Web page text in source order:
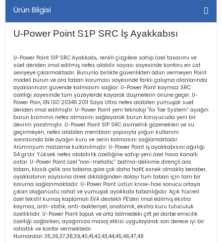
Ürün Bilgisi
U-Power Point S1P SRC İş Ayakkabısı
U-Power Point S1P SRC Ayakkabı, renkli çizgilere sahip özel tasarımı ve
süet deriden imal edilmiş nefes alabilir sayası sayesinde konforu en üst
seviyeye çıkarmaktadır. Bununla birlikte güvenlikten ödün vermeyen Point
modeli burun ve ara taban koruması sayesinde farklı çalışma alanlarında
ayaklarınızın güvende kalmasını sağlar. U-Power Point kaymaz SRC
özelliği sayesinde tüm yüzeylerde kayarak düşmelerin önüne geçer. U-
Power Poin, EN ISO 20345:2011 Saya Ultra nefes alabilen yumuşak suet
deriden imal edilmiştir. U-Power Point yeni teknoloji "Air Toe System” ayağın
burun kısmının nefes almasını sağlayarak burun koruyucuda yeni bir
devrim yaratmıştır. U-Power Point S1P SRC asimetrik gözenekleri ve su
geçirmeyen, nefes alabilen membran yapısıyla yoğun kullanım
sonrasında bile ayağın kuru ve serin kalmasını sağlamaktadır.
Alüminyum malzeme kullanılmıştır. U-Power Point iş ayakkabısını ağırlığı
54 gr’dır. Yüksek nefes alabilirlik özelliğine sahip yeni özel hava kanallı
astar. U-Power Point özel "non-metallic” batma-delinme dirençli ara
taban, klasik çelik ara tabana göre çok daha hafif, esnek olmakla beraber,
ayakkabının sayasına direk dikildiğinden dolayı tüm taban için tam bir
koruma sağlanmaktadır. U-Power Point üstün know-how sonucu ortaya
çıkan olağanüstü rahat ve yumuşak ayakkabı tabanlığıdır. Açık hücreli
özel tekstil kumaş kaplamalı EVA destekli PE’den imal edilmiş ekstra
kaymaz, anti-statik, anti-bakteriyel, anatomik, ekstra kuru tutuculuk
özelliklidir. U-Power Point topuk ve orta bölmedeki çift jel darbe emicilik
özelliği sağlarken, ayağımıza masaj etkisi uygulayarak son derece iyi bir
rahatlık ve konfor vermektedir.
Numaralar: 35,36,37,38,39,40,41,42,43,44,45,46,47,48